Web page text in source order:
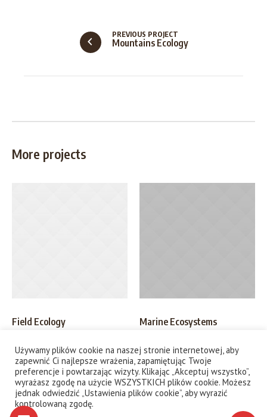
Mountains Ecology
PREVIOUS PROJECT
More projects
Field Ecology Marine Ecosystems
Kontakt
Używamy plików cookie na naszej stronie internetowej, aby
zapewnić Ci najlepsze wrażenia, zapamiętując Twoje
preferencje i powtarzając wizyty. Klikając „Akceptuj wszystko”,
wyrażasz zgodę na użycie WSZYSTKICH plików cookie. Możesz
jednak odwiedzić „Ustawienia plików cookie”, aby wyrazić
kontrolowaną zgodę.